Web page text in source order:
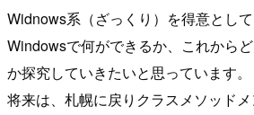
Widnows系（ざっくり）を得意とし
Windowsで何ができるか、これから
か探究していきたいと思っています。
将来は、札幌に戻りクラスメソッド